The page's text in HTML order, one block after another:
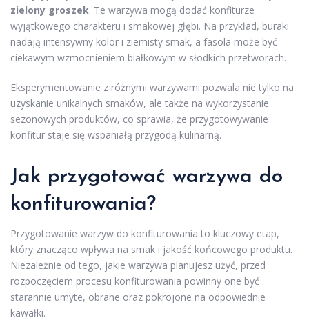
zielony groszek. Te warzywa mogą dodać konfiturze
wyjątkowego charakteru i smakowej głębi. Na przykład, buraki
nadają intensywny kolor i ziemisty smak, a fasola może być
ciekawym wzmocnieniem białkowym w słodkich przetworach.
Eksperymentowanie z różnymi warzywami pozwala nie tylko na
uzyskanie unikalnych smaków, ale także na wykorzystanie
sezonowych produktów, co sprawia, że przygotowywanie
konfitur staje się wspaniałą przygodą kulinarną.
Jak przygotować warzywa do
konfiturowania?
Przygotowanie warzyw do konfiturowania to kluczowy etap,
który znacząco wpływa na smak i jakość końcowego produktu.
Niezależnie od tego, jakie warzywa planujesz użyć, przed
rozpoczęciem procesu konfiturowania powinny one być
starannie umyte, obrane oraz pokrojone na odpowiednie
kawałki.